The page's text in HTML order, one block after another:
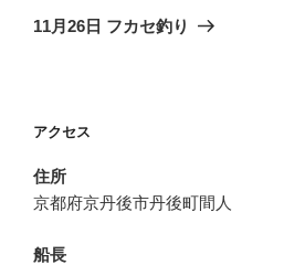
ゲ
ン
の
11月26日 フカセ釣り
アクセス
住所
京都府京丹後市丹後町間人
船長